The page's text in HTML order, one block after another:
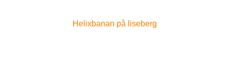
Helixbanan på liseberg